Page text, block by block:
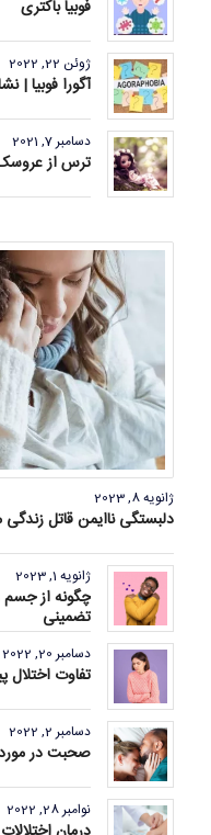
فوبیا باکتری
ژوئن 22, 2022
آگورا فوبیا |
دسامبر 7, 2021
ترس از عروسک
ژانویه 8, 2023
دلبستگی ناایمن قاتل
ژانویه 1, 2023
چگونه از جسم
تضمینی
دسامبر 20, 2022
تفاوت
دسامبر 2, 2022
صحبت در
نوامبر 28, 2022